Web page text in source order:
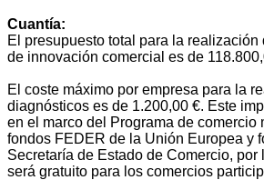
Cuantía:
El presupuesto total para la
de innovación comercial es de
El coste máximo por empresa para la
diagnósticos es de 1.200,00 €. Este
en el marco del Programa de comercio
fondos FEDER de la Unión Europea y
Secretaría de Estado de Comercio, por
será gratuito para los comercios